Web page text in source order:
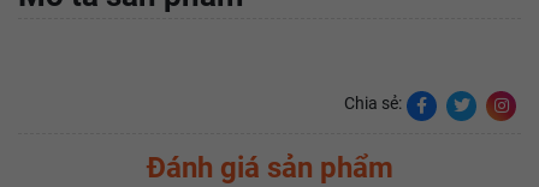
Chia sẻ:
Đánh giá sản phẩm